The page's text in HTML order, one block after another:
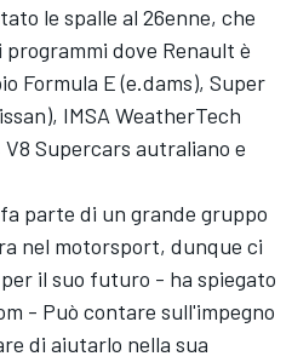
le spalle al 26enne, che
dove Renault è
Formula E (e.dams), Super
IMSA WeatherTech
Supercars autraliano e
parte di un grande gruppo
nel motorsport, dunque ci
il suo futuro - ha spiegato
- Può contare sull'impegno
di aiutarlo nella sua